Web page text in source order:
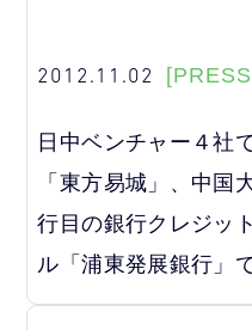
2012.11.02
日中ベンチャー４社
「東方易城」、中国
行目の銀行クレジッ
ル「浦東発展銀行」